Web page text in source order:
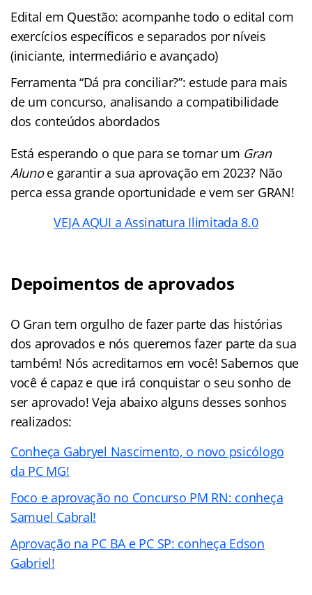
Edital em Questão: acompanhe todo o edital com
exercícios específicos e separados por níveis
(iniciante, intermediário e avançado)
Ferramenta “Dá pra conciliar?”: estude para mais
de um concurso, analisando a compatibilidade
dos conteúdos abordados
Está esperando o que para se tornar um Gran
Alunoe garantir a sua aprovação em 2023? Não
perca essa grande oportunidade e vem ser GRAN!
VEJA AQUI a Assinatura Ilimitada 8.0
Depoimentos de aprovados
O Gran tem orgulho de fazer parte das histórias
dos aprovados e nós queremos fazer parte da sua
também! Nós acreditamos em você! Sabemos que
você é capaz e que irá conquistar o seu sonho de
ser aprovado! Veja abaixo alguns desses sonhos
realizados:
Conheça Gabryel Nascimento, o novo psicólogo
da PC MG!
Foco e aprovação no Concurso PM RN: conheça
Samuel Cabral!
Aprovação na PC BA e PC SP: conheça Edson
Gabriel!